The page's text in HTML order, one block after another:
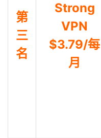
第
三
名
Strong
VPN
$3.79/每
月